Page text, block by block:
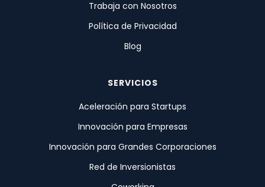
Trabaja con Nosotros
Política de Privacidad
Blog
SERVICIOS
Aceleración para Startups
Innovación para Empresas
Innovación para Grandes Corporaciones
Red de Inversionistas